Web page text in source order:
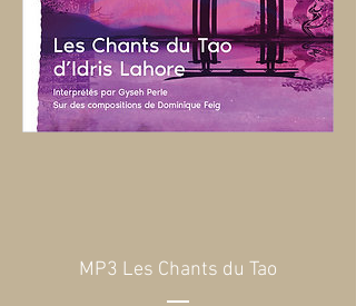
MP3 Les Chants du Tao